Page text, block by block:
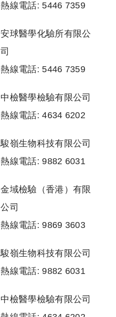
熱線電話: 5446 7359
安球醫學化驗所有限公
司
熱線電話: 5446 7359
中檢醫學檢驗有限公司
熱線電話: 4634 6202
駿嶺生物科技有限公司
熱線電話: 9882 6031
金域檢驗（香港）有限
公司
熱線電話: 9869 3603
駿嶺生物科技有限公司
熱線電話: 9882 6031
中檢醫學檢驗有限公司